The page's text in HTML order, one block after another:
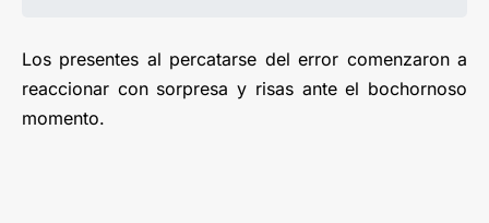
Los presentes al percatarse del error comenzaron a
reaccionar con sorpresa y risas ante el bochornoso
momento.